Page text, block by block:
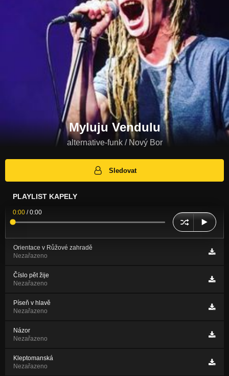
Myluju Vendulu
alternative-funk / Nový Bor
Sledovat
PLAYLIST KAPELY
0:00 /0:00
Orientace v Růžové zahradě
Nezařazeno
Číslo pět žije
Nezařazeno
Píseň v hlavě
Nezařazeno
Názor
Nezařazeno
Kleptomanská
Nezařazeno